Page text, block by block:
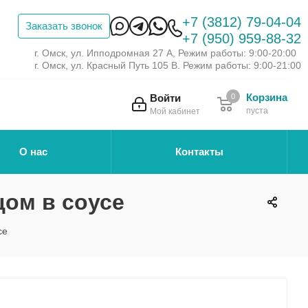
Заказать звонок
+7 (3812) 79-04-04
+7 (950) 959-88-32
г. Омск, ул. Ипподромная 27 А, Режим работы: 9:00-20:00
г. Омск, ул. Красный Путь 105 В. Режим работы: 9:00-21:00
Войти
Мой кабинет
Корзина
пуста
0
О нас Контакты
в соусе